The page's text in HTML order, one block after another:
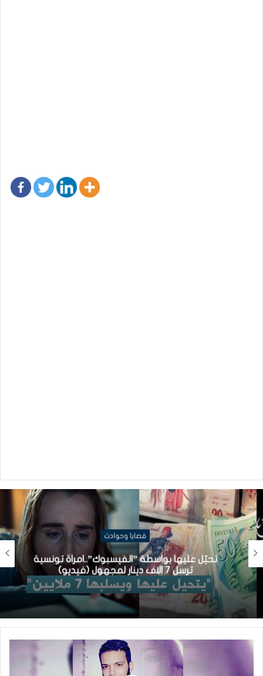
قضايا وحوادث
تحيّل عليها بواسطة ”الفيسبوك”..امراة تونسية
ترسل 7 الاف دينار لمجهول (فيديو)